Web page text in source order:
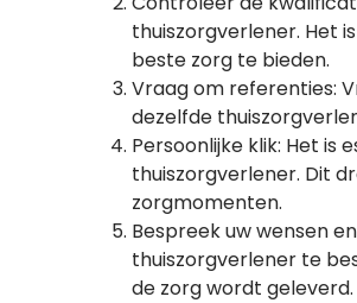
thuiszorgverlener. Het
beste zorg te bieden.
Vraag om referenties:
dezelfde
Persoonlijke klik: Het is
thuiszorgverlener. Dit
zorgmomenten.
Bespreek uw wensen
thuiszorgverlener te
de zorg wordt geleverd.